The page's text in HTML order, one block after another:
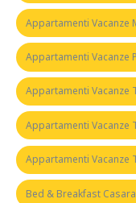
Appartamenti Vacanze
Appartamenti Vacanze
Appartamenti Vacanze
Appartamenti Vacanze
Appartamenti Vacanze
Bed & Breakfast